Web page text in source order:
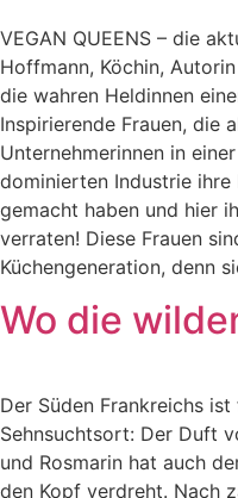
VEGAN QUEENS – die
Hoffmann, Köchin,
die wahren Heldinnen
Inspirierende Frauen, die
Unternehmerinnen in
dominierten Industrie
gemacht haben und hier
verraten! Diese Frauen
Küchengeneration, denn
Wo die
Der Süden Frankreichs
Sehnsuchtsort: Der Duft
und Rosmarin hat auch
den Kopf verdreht. Nach